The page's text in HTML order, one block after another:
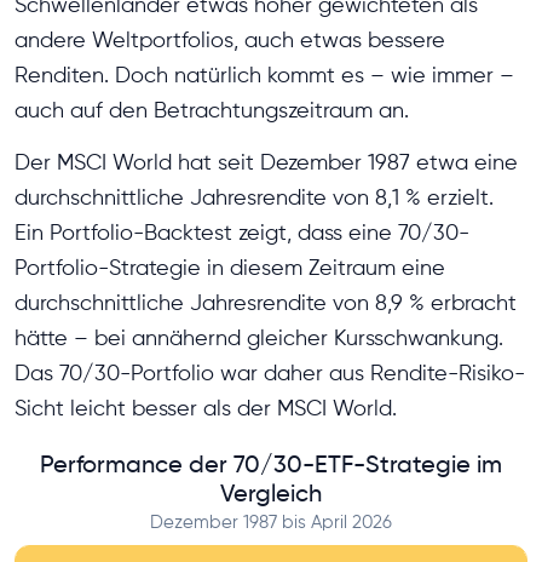
Schwellenländer etwas höher gewichteten als
andere Weltportfolios, auch etwas bessere
Renditen. Doch natürlich kommt es – wie immer –
auch auf den Betrachtungszeitraum an.
Der MSCI World hat seit Dezember 1987 etwa eine
durchschnittliche Jahresrendite von 8,1 % erzielt.
Ein Portfolio-Backtest zeigt, dass eine 70/30-
Portfolio-Strategie in diesem Zeitraum eine
durchschnittliche Jahresrendite von 8,9 % erbracht
hätte – bei annähernd gleicher Kursschwankung.
Das 70/30-Portfolio war daher aus Rendite-Risiko-
Sicht leicht besser als der MSCI World.
Performance der 70/30-ETF-Strategie im
Vergleich
Dezember 1987 bis April 2026